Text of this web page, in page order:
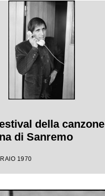
della canzone
di Sanremo
1970